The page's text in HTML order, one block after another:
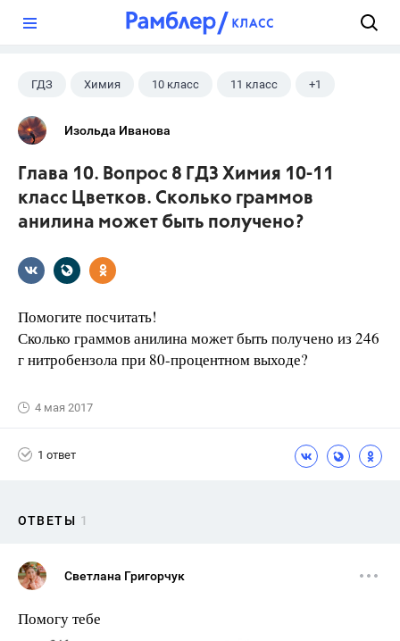
ГДЗ Химия 10 класс 11 класс +1
Цветков Л. А.
Изольда Иванова
Глава 10. Вопрос 8 ГДЗ Химия 10-11
класс Цветков. Сколько граммов
анилина может быть получено?
Помогите посчитать!
Сколько граммов анилина может быть получено из 246
г нитро­бензола при 80-процентном выходе?
4 мая 2017
1 ответ
ОТВЕТЫ 1
Светлана Григорчук
Помогу тебе